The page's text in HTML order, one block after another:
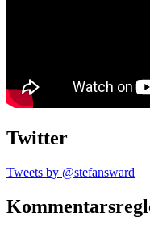
Twitter
Tweets by @stefansward